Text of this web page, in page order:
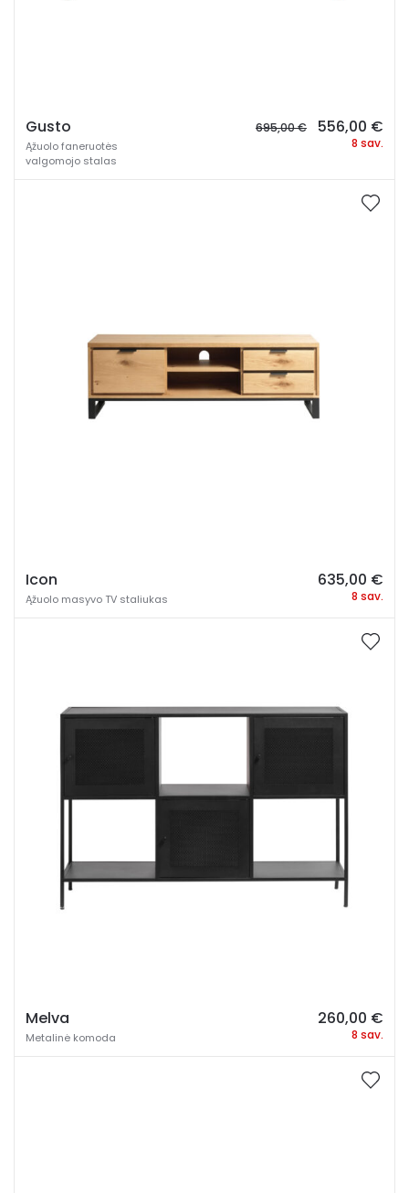
Gusto
Ąžuolo faneruotės
valgomojo stalas
695,00€
Original
price
556,00 €
8 sav.
Icon
Ąžuolo masyvo TV staliukas
635,00 €
8 sav.
Melva
Metalinė komoda
260,00 €
8 sav.